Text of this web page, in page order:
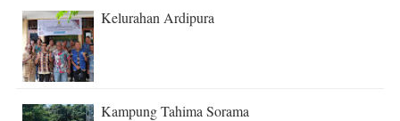
Kelurahan Ardipura
Kampung Tahima Sorama